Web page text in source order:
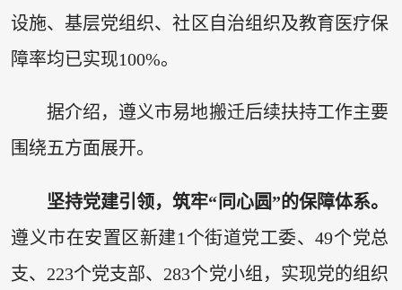
设施、基层党组织、社区自治组织及教育医疗保
障率均已实现100%。
据介绍，遵义市易地搬迁后续扶持工作主要
围绕五方面展开。
坚持党建引领，筑牢“同心圆”的保障体系。
遵义市在安置区新建1个街道党工委、49个党总
支、223个党支部、283个党小组，实现党的组织